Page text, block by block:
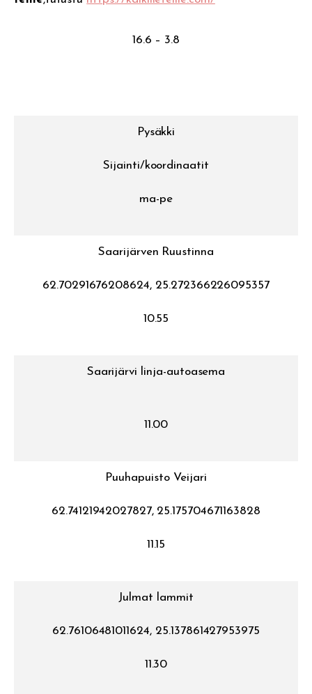
16.6 – 3.8
Pysäkki
Sijainti/koordinaatit
ma-pe
Saarijärven Ruustinna
62.70291676208624, 25.272366226095357
10.55
Saarijärvi linja-autoasema
11.00
Puuhapuisto Veijari
62.74121942027827, 25.175704671163828
11.15
Julmat lammit
62.76106481011624, 25.137861427953975
11.30